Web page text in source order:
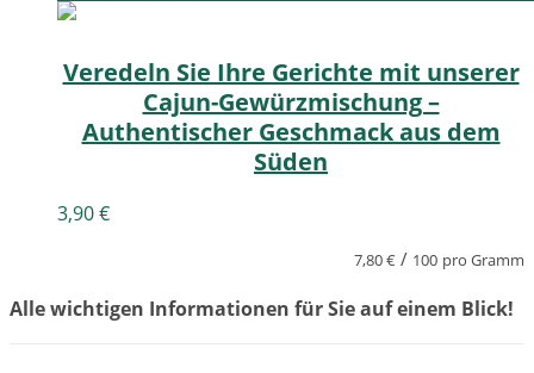
Veredeln Sie Ihre Gerichte mit unserer
Cajun-Gewürzmischung –
Authentischer Geschmack aus dem
Süden
3,90€
7,80€ / 100 pro Gramm
Alle wichtigen Informationen für Sie auf einem Blick!